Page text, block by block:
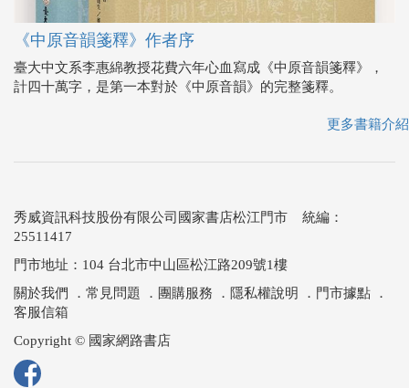
《中原音韻箋釋》作者序
臺大中文系李惠綿教授花費六年心血寫成《中原音韻箋釋》，
計四十萬字，是第一本對於《中原音韻》的完整箋釋。
更多書籍介紹
秀威資訊科技股份有限公司國家書店松江門市 統編：
25511417
門市地址：104 台北市中山區松江路209號1樓
關於我們
． 常見問題 ． 團購服務 ． 隱私權說明 ． 門市據點 ．
客服信箱
Copyright © 國家網路書店